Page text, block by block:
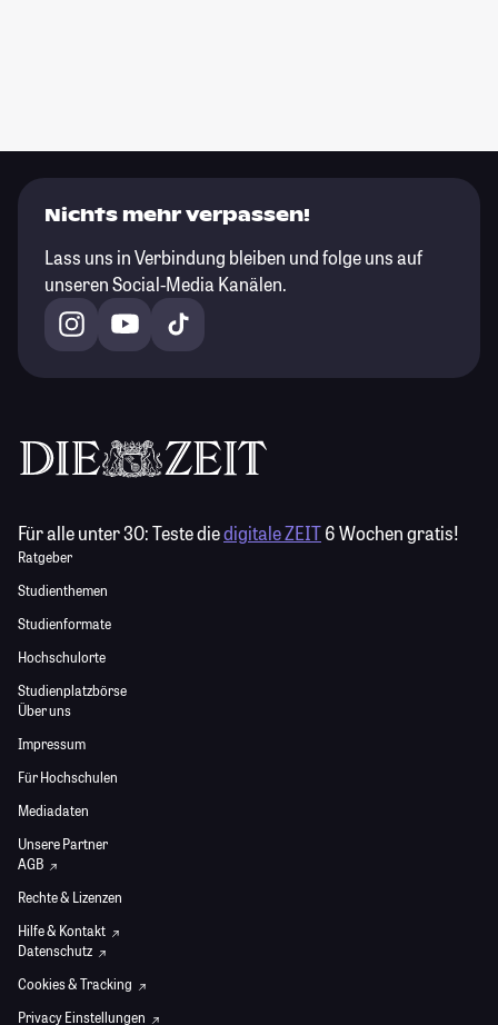
Nichts mehr verpassen!
Lass uns in Verbindung bleiben und folge uns auf
unseren Social-Media Kanälen.
Für alle unter 30:Teste diedigitale ZEIT6 Wochen gratis!
Ratgeber
Studienthemen
Studienformate
Hochschulorte
Studienplatzbörse
Über uns
Impressum
Für Hochschulen
Mediadaten
Unsere Partner
AGB
Rechte & Lizenzen
Hilfe & Kontakt
Datenschutz
Cookies & Tracking
Privacy Einstellungen